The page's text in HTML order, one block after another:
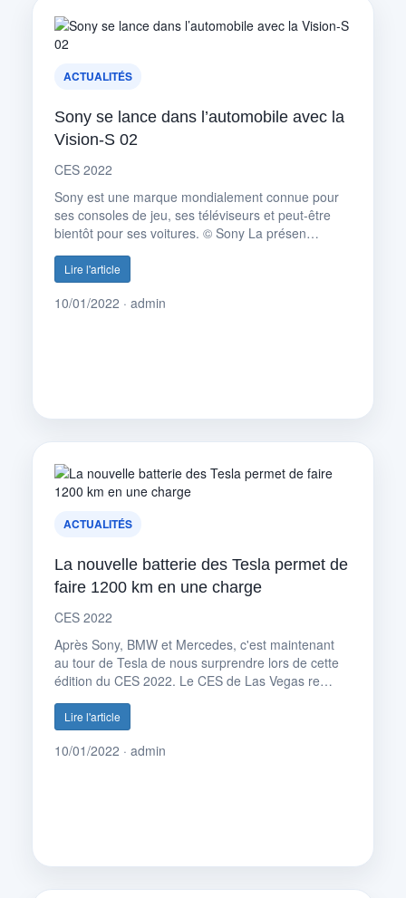
ACTUALITÉS
Sony se lance dans l’automobile avec la
Vision-S 02
CES 2022
Sony est une marque mondialement connue pour
ses consoles de jeu, ses téléviseurs et peut-être
bientôt pour ses voitures. © Sony La présen…
Lire l'article
10/01/2022 · admin
ACTUALITÉS
La nouvelle batterie des Tesla permet de
faire 1200 km en une charge
CES 2022
Après Sony, BMW et Mercedes, c'est maintenant
au tour de Tesla de nous surprendre lors de cette
édition du CES 2022. Le CES de Las Vegas re…
Lire l'article
10/01/2022 · admin